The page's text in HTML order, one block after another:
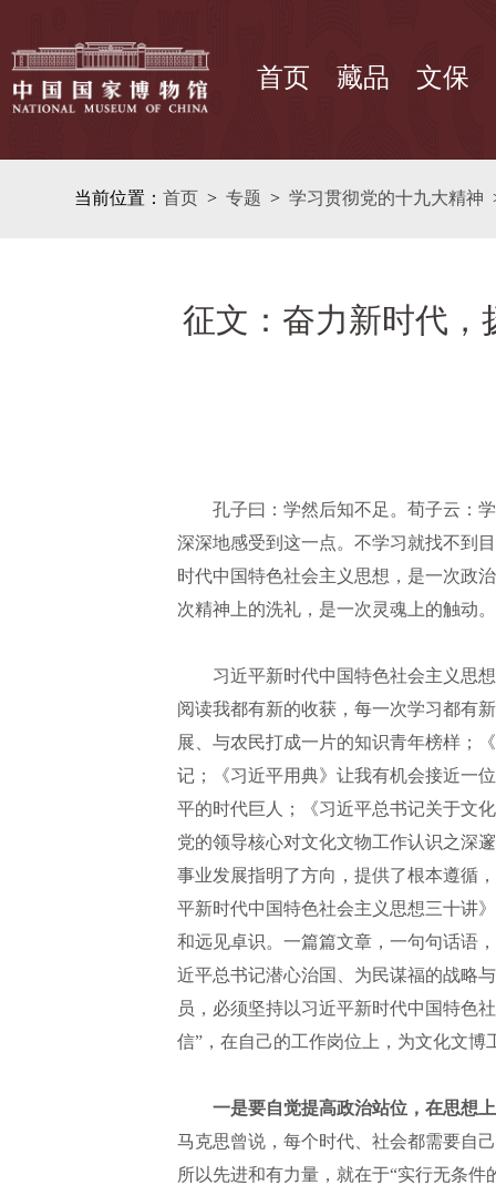
首页 藏品 文保
当前位置： 首页 > 专题 > 学习贯彻党的十九大精神
征文：奋力新时代
孔子曰：学然后知不足。荀子云：
深深地感受到这一点。不学习就找不到
时代中国特色社会主义思想，是一次政
次精神上的洗礼，是一次灵魂上的触动。
习近平新时代中国特色社会主义思
阅读我都有新的收获，每一次学习都有
展、与农民打成一片的知识青年榜样；
记；《习近平用典》让我有机会接近一
平的时代巨人；《习近平总书记关于文
党的领导核心对文化文物工作认识之深
事业发展指明了方向，提供了根本遵循
平新时代中国特色社会主义思想三十讲
和远见卓识。一篇篇文章，一句句话语
近平总书记潜心治国、为民谋福的战略
员，必须坚持以习近平新时代中国特色
信”，在自己的工作岗位上，为文化文
一是要自觉提高政治站位，在思想
马克思曾说，每个时代、社会都需要自
所以先进和有力量，就在于“实行无条